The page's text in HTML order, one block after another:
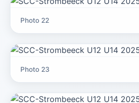
Photo 22
Photo 23